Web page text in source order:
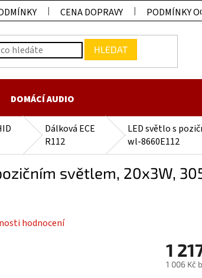
CENA DOPRAVY PODMÍNKY
HLEDAT
DOMÁCÍ AUDIO
Dálková ECE
R112
LED světlo s
wl-8660E112
světlem, 20x3W,
hodnocení
1
1 006 Kč